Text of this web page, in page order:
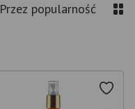
Przez popularność